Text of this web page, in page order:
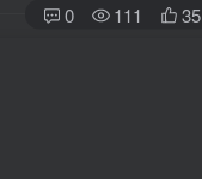
0 111 35